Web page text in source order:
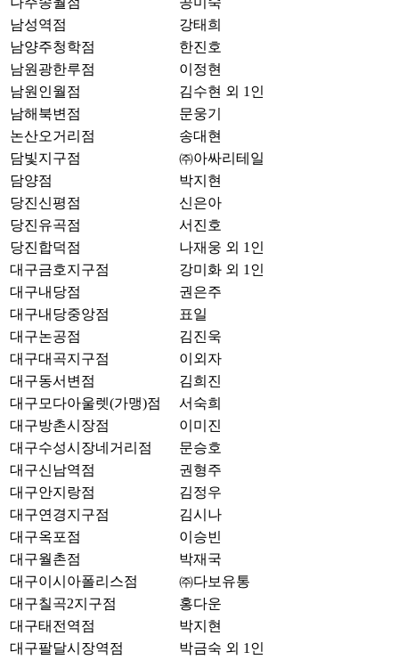
남성역점
강태희
남양주청학점
한진호
남원광한루점
이정현
남원인월점
김수현 외 1인
남해북변점
문웅기
논산오거리점
송대현
담빛지구점
㈜아싸리테일
담양점
박지현
당진신평점
신은아
당진유곡점
서진호
당진합덕점
나재웅 외 1인
대구금호지구점
강미화 외 1인
대구내당점
권은주
대구내당중앙점
표일
대구논공점
김진욱
대구대곡지구점
이외자
대구동서변점
김희진
대구모다아울렛(가맹)점
서숙희
대구방촌시장점
이미진
대구수성시장네거리점
문승호
대구신남역점
권형주
대구안지랑점
김정우
대구연경지구점
김시나
대구옥포점
이승빈
대구월촌점
박재국
대구이시아폴리스점
㈜다보유통
대구칠곡2지구점
홍다운
대구태전역점
박지현
대구팔달시장역점
박금숙 외 1인